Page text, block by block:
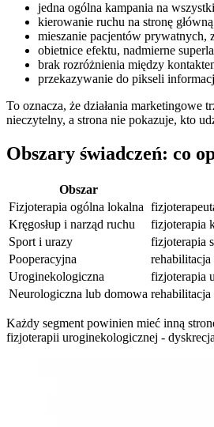
jedna ogólna kampania na
kierowanie ruchu na stronę
mieszanie pacjentów
obietnice efektu, nadmierne
brak rozróżnienia między
przekazywanie do pikseli
To oznacza, że działania marketingowe
nieczytelny, a strona nie pokazuje, kto
Obszary świadczeń: co
Obszar
Fizjoterapia ogólna lokalna
Kręgosłup i narząd ruchu
fizjoterapia
Sport i urazy
fizjoterapia
Pooperacyjna
Uroginekologiczna
fizjoterapia
Neurologiczna lub domowa
Każdy segment powinien mieć inną
fizjoterapii uroginekologicznej -